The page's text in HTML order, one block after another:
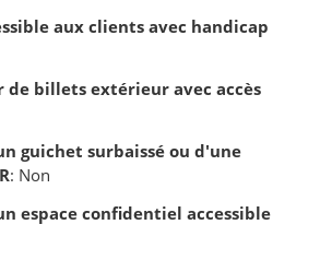
aux clients avec handicap
billets extérieur avec accès
guichet surbaissé ou d'une
: Non
espace confidentiel accessible